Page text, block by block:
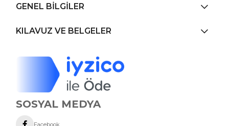
GENEL BİLGİLER
KILAVUZ VE BELGELER
SOSYAL MEDYA
Facebook